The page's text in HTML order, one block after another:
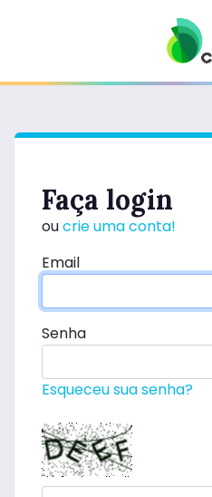
Faça login
oucrie uma conta!
Email
Senha
Esqueceu sua senha?